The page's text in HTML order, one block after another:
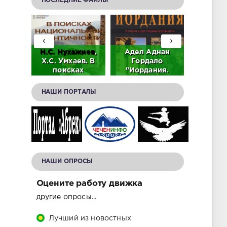
Н.С. Нухажиев,
Х.С. Умхаев. В
поисках
идентичности
Адел Аднан
Гордало
"Иордания.
достопримечательности."
›
‹
НАШИ ПОРТАЛЫ
НАШИ ОПРОСЫ
Оцените работу движка
другие опросы...
Лучший из новостных